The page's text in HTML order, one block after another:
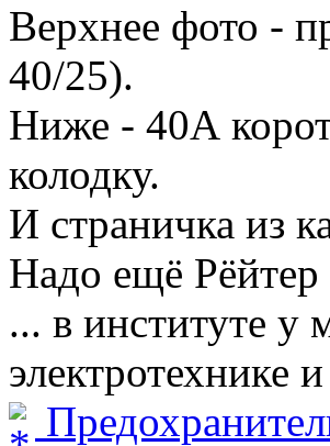
Верхнее фото -
40/25).
Ниже - 40А
колодку.
И страничка из
Надо ещё
... в институте у
электротехнике